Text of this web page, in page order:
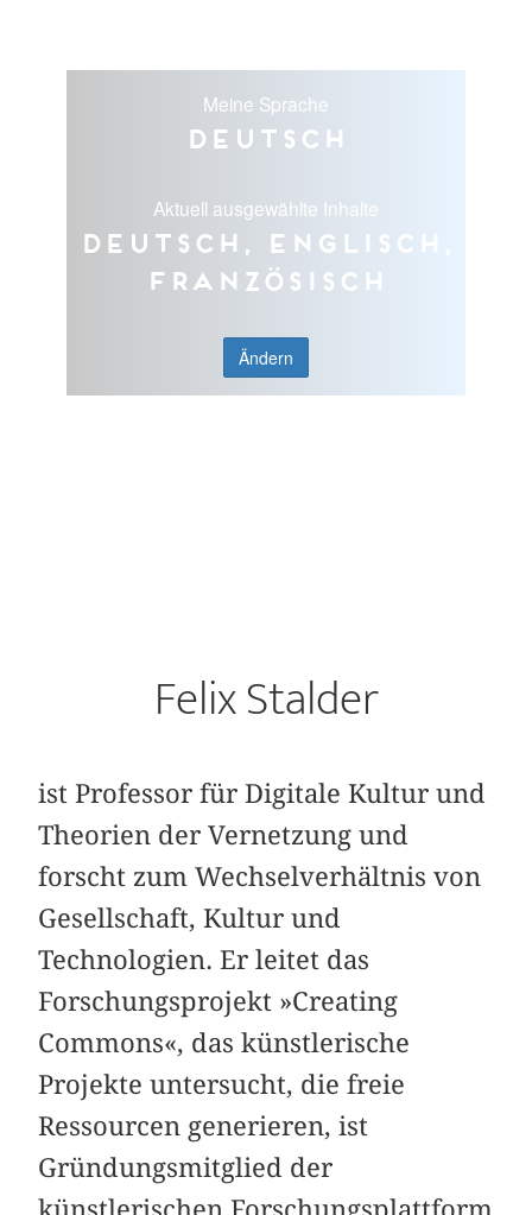
Meine Sprache
Deutsch
Aktuell ausgewählte Inhalte
Deutsch, Englisch,
Französisch
Ändern
Felix Stalder
ist Professor für Digitale Kultur und
Theorien der Vernetzung und
forscht zum Wechselverhältnis von
Gesellschaft, Kultur und
Technologien. Er leitet das
Forschungsprojekt »Creating
Commons«, das künstlerische
Projekte untersucht, die freie
Ressourcen generieren, ist
Gründungsmitglied der